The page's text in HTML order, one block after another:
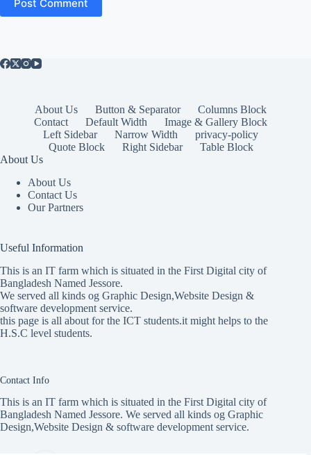
Post Comment
About Us Button & Separator
Columns Block
Contact
Default Width
Image & Gallery Block
Left Sidebar
Narrow Width
privacy-policy
Quote Block
Right Sidebar
Table Block
About Us
About Us
Contact Us
Our Partners
Useful Information
This is an IT farm which is situated in the First Digital city of
Bangladesh Named Jessore.
We served all kinds og Graphic Design,Website Design &
software development service.
this page is all about for the ICT students.it might helps to the
H.S.C level students.
Contact Info
This is an IT farm which is situated in the First Digital city of
Bangladesh Named Jessore. We served all kinds og Graphic
Design,Website Design & software development service.